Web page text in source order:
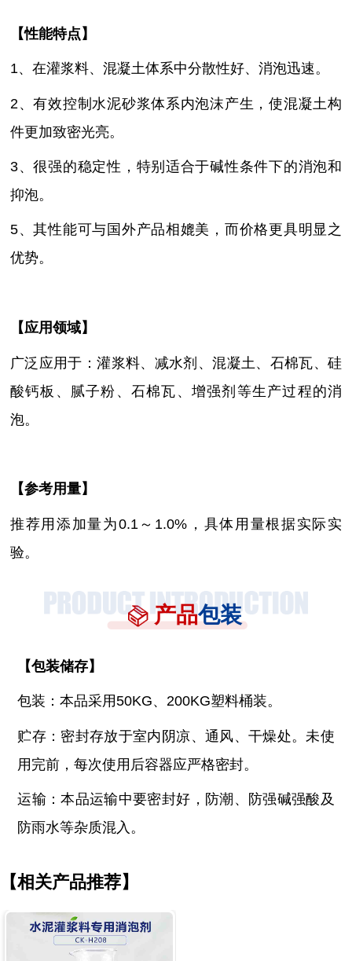
【性能特点】
1、在灌浆料、混凝土体系中分散性好、消泡迅速。
2、有效控制水泥砂浆体系内泡沫产生，使混凝土构
件更加致密光亮。
3、很强的稳定性，特别适合于碱性条件下的消泡和
抑泡。
5、其性能可与国外产品相媲美，而价格更具明显之
优势。
【应用领域】
广泛应用于：灌浆料、减水剂、混凝土、石棉瓦、硅
酸钙板、腻子粉、石棉瓦、增强剂等生产过程的消
泡。
【参考用量】
推荐用添加量为0.1～1.0%，具体用量根据实际实
验。
产品包装
【包装储存】
包装：本品采用50KG、200KG塑料桶装。
贮存：密封存放于室内阴凉、通风、干燥处。未使
用完前，每次使用后容器应严格密封。
运输：本品运输中要密封好，防潮、防强碱强酸及
防雨水等杂质混入。
【相关产品推荐】